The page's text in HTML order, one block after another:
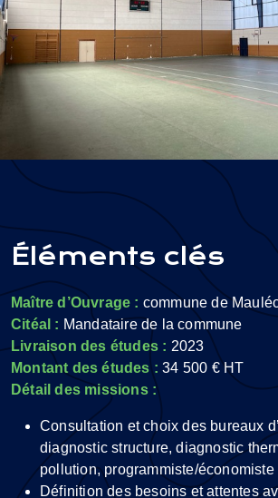
Éléments clés
Maître d’Ouvrage : commune de
Citéal : Mandataire de la commune
Livraison des études : 2023
Montant des études : 34 500 € HT
Détail des missions :
Consultation et choix des bureaux
diagnostic structure, diagnostic
pollution, programmiste/économiste
Définition des besoins et attentes